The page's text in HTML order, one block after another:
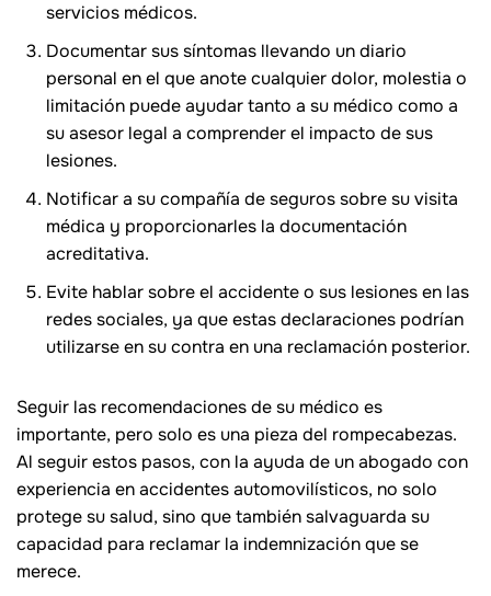
servicios médicos.
Documentar sus síntomas llevando un diario
personal en el que anote cualquier dolor, molestia o
limitación puede ayudar tanto a su médico como a
su asesor legal a comprender el impacto de sus
lesiones.
Notificar a su compañía de seguros sobre su visita
médica y proporcionarles la documentación
acreditativa.
Evite hablar sobre el accidente o sus lesiones en las
redes sociales, ya que estas declaraciones podrían
utilizarse en su contra en una reclamación posterior.
Seguir las recomendaciones de su médico es
importante, pero solo es una pieza del rompecabezas.
Al seguir estos pasos, con la ayuda de un abogado con
experiencia en accidentes automovilísticos, no solo
protege su salud, sino que también salvaguarda su
capacidad para reclamar la indemnización que se
merece.